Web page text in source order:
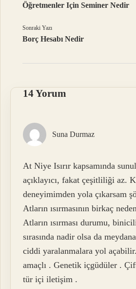
Öğretmenler Için Seminer Nedir
Sonraki Yazı
Borç Hesabı Nedir
14 Yorum
Suna Durmaz
At Niye Isırır kapsamında
açıklayıcı, fakat çeşitliliği az.
deneyimimden yola çıkarsam
Atların ısırmasının birkaç
Atların ısırması durumu,
sırasında nadir olsa da
ciddi yaralanmalara yol
amaçlı . Genetik içgüdüler .
tür içi iletişim .